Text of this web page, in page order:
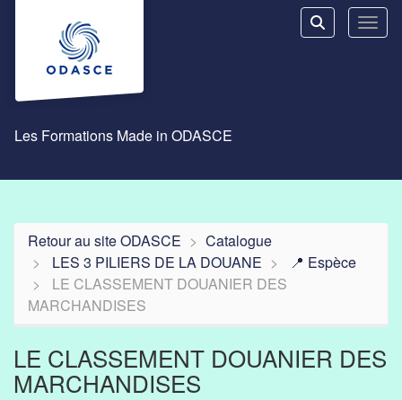
Aller au menu principal
Aller au contenu principal
Personnaliser l'interface
Rechercher
Les Formations Made in ODASCE
Retour au site ODASCE
Catalogue
LES 3 PILIERS DE LA DOUANE
📍 Espèce
LE CLASSEMENT DOUANIER DES
MARCHANDISES
LE CLASSEMENT DOUANIER DES
MARCHANDISES